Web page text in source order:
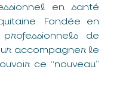
en santé
Fondée en
de
accompagner le
ce “nouveau”